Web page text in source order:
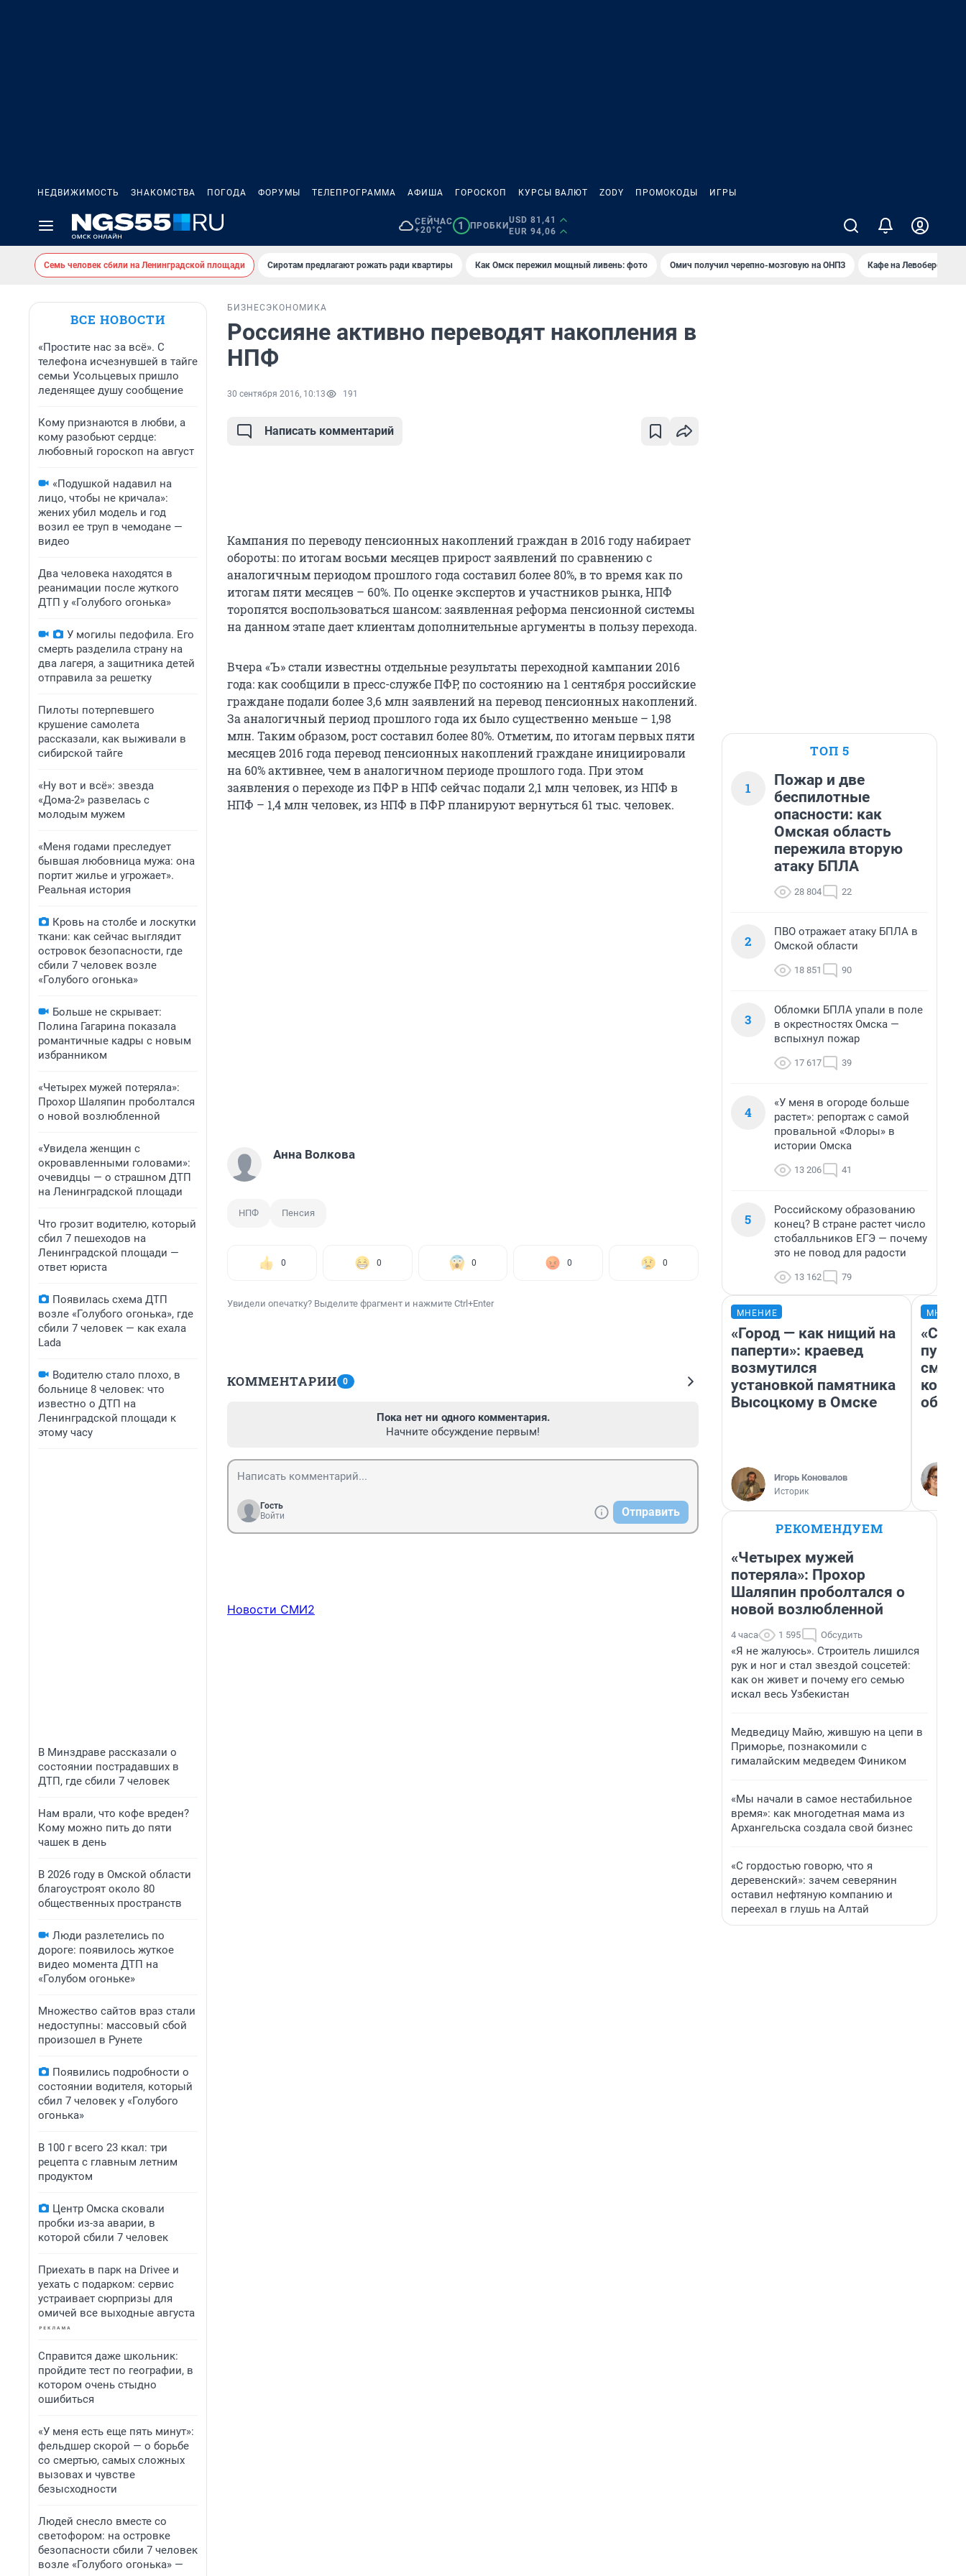
НЕДВИЖИМОСТЬ ЗНАКОМСТВА ПОГОДА ФОРУМЫ ТЕЛЕПРОГРАММА АФИША ГОРОСКОП КУРСЫ ВАЛЮТ ZODY ПРОМОКОДЫ ИГРЫ
СЕЙЧАС
+20°C
1 ПРОБКИ
USD 81,41
EUR 94,06
Семь человек сбили на Ленинградской площади Сиротам предлагают рожать ради квартиры Как Омск пережил мощный ливень: фото Омич получил черепно-мозговую на ОНПЗ Кафе на Левобережье
ВСЕ НОВОСТИ
«Простите нас за всё». С
телефона исчезнувшей в тайге
семьи Усольцевых пришло
леденящее душу сообщение
Кому признаются в любви, а
кому разобьют сердце:
любовный гороскоп на август
«Подушкой надавил на
лицо, чтобы не кричала»:
жених убил модель и год
возил ее труп в чемодане —
видео
Два человека находятся в
реанимации после жуткого
ДТП у «Голубого огонька»
У могилы педофила. Его
смерть разделила страну на
два лагеря, а защитника детей
отправила за решетку
Пилоты потерпевшего
крушение самолета
рассказали, как выживали в
сибирской тайге
«Ну вот и всё»: звезда
«Дома-2» развелась с
молодым мужем
«Меня годами преследует
бывшая любовница мужа: она
портит жилье и угрожает».
Реальная история
Кровь на столбе и лоскутки
ткани: как сейчас выглядит
островок безопасности, где
сбили 7 человек возле
«Голубого огонька»
Больше не скрывает:
Полина Гагарина показала
романтичные кадры с новым
избранником
«Четырех мужей потеряла»:
Прохор Шаляпин проболтался
о новой возлюбленной
«Увидела женщин с
окровавленными головами»:
очевидцы — о страшном ДТП
на Ленинградской площади
Что грозит водителю, который
сбил 7 пешеходов на
Ленинградской площади —
ответ юриста
Появилась схема ДТП
возле «Голубого огонька», где
сбили 7 человек — как ехала
Lada
Водителю стало плохо, в
больнице 8 человек: что
известно о ДТП на
Ленинградской площади к
этому часу
В Минздраве рассказали о
состоянии пострадавших в
ДТП, где сбили 7 человек
Нам врали, что кофе вреден?
Кому можно пить до пяти
чашек в день
В 2026 году в Омской области
благоустроят около 80
общественных пространств
Люди разлетелись по
дороге: появилось жуткое
видео момента ДТП на
«Голубом огоньке»
Множество сайтов враз стали
недоступны: массовый сбой
произошел в Рунете
Появились подробности о
состоянии водителя, который
сбил 7 человек у «Голубого
огонька»
В 100 г всего 23 ккал: три
рецепта с главным летним
продуктом
Центр Омска сковали
пробки из-за аварии, в
которой сбили 7 человек
Приехать в парк на Drivee и
уехать с подарком: сервис
устраивает сюрпризы для
омичей все выходные августа
Справится даже школьник:
пройдите тест по географии, в
котором очень стыдно
ошибиться
«У меня есть еще пять минут»:
фельдшер скорой — о борьбе
со смертью, самых сложных
вызовах и чувстве
безысходности
Людей снесло вместе со
светофором: на островке
безопасности сбили 7 человек
возле «Голубого огонька» —
БИЗНЕС ЭКОНОМИКА
Россияне активно переводят накопления в
НПФ
30 сентября 2016, 10:13 191
Написать комментарий
Кампания по переводу пенсионных накоплений граждан в 2016 году набирает
обороты: по итогам восьми месяцев прирост заявлений по сравнению с
аналогичным периодом прошлого года составил более 80%, в то время как по
итогам пяти месяцев – 60%. По оценке экспертов и участников рынка, НПФ
торопятся воспользоваться шансом: заявленная реформа пенсионной системы
на данном этапе дает клиентам дополнительные аргументы в пользу перехода.
Вчера «Ъ» стали известны отдельные результаты переходной кампании 2016
года: как сообщили в пресс-службе ПФР, по состоянию на 1 сентября российские
граждане подали более 3,6 млн заявлений на перевод пенсионных накоплений.
За аналогичный период прошлого года их было существенно меньше – 1,98
млн. Таким образом, рост составил более 80%. Отметим, по итогам первых пяти
месяцев 2016 года перевод пенсионных накоплений граждане инициировали
на 60% активнее, чем в аналогичном периоде прошлого года. При этом
заявления о переходе из ПФР в НПФ сейчас подали 2,1 млн человек, из НПФ в
НПФ – 1,4 млн человек, из НПФ в ПФР планируют вернуться 61 тыс. человек.
Анна Волкова
НПФ Пенсия
0 0 0 0 0
Увидели опечатку? Выделите фрагмент и нажмите Ctrl+Enter
КОММЕНТАРИИ 0
Пока нет ни одного комментария.
Начните обсуждение первым!
Гость
Войти
Отправить
Новости СМИ2
ТОП 5
1
Пожар и две
беспилотные
опасности: как
Омская область
пережила вторую
атаку БПЛА
28 804 22
2
ПВО отражает атаку БПЛА в
Омской области
18 851 90
3
Обломки БПЛА упали в поле
в окрестностях Омска —
вспыхнул пожар
17 617 39
4
«У меня в огороде больше
растет»: репортаж с самой
провальной «Флоры» в
истории Омска
13 206 41
5
Российскому образованию
конец? В стране растет число
стобалльников ЕГЭ — почему
это не повод для радости
13 162 79
МНЕНИЕ
«Город — как нищий на
паперти»: краевед
возмутился
установкой памятника
Высоцкому в Омске
Игорь Коновалов
Историк
РЕКОМЕНДУЕМ
«Четырех мужей
потеряла»: Прохор
Шаляпин проболтался о
новой возлюбленной
4 часа 1 595 Обсудить
«Я не жалуюсь». Строитель лишился
рук и ног и стал звездой соцсетей:
как он живет и почему его семью
искал весь Узбекистан
Медведицу Майю, жившую на цепи в
Приморье, познакомили с
гималайским медведем Фиником
«Мы начали в самое нестабильное
время»: как многодетная мама из
Архангельска создала свой бизнес
«С гордостью говорю, что я
деревенский»: зачем северянин
оставил нефтяную компанию и
переехал в глушь на Алтай